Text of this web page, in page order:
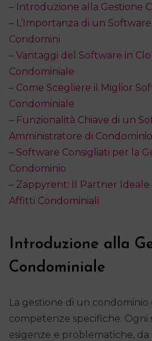
– Introduzione alla Gestione
– L’Importanza di un
Condomini
– Vantaggi del Software in
Condominiale
– Come Scegliere il Miglior
Condominiale
– Funzionalità Chiave di un
Amministratore di Condominio
– Software Consigliati per la
Condominio
– Zappyrent: Il Partner Ideale
Affitti Condominiali
Introduzione alla
Condominiale
La gestione di un condominio
competenze specifiche. Ogni
esigenze e problematiche, da